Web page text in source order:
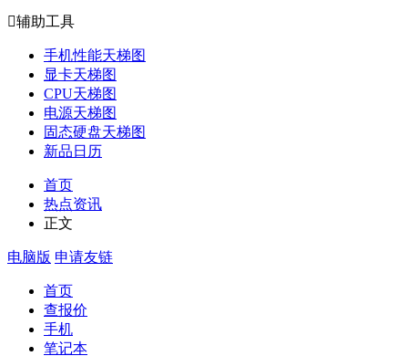
辅助工具
手机性能天梯图
显卡天梯图
CPU天梯图
电源天梯图
固态硬盘天梯图
新品日历
首页
热点资讯
正文
电脑版 申请友链
首页
查报价
手机
笔记本